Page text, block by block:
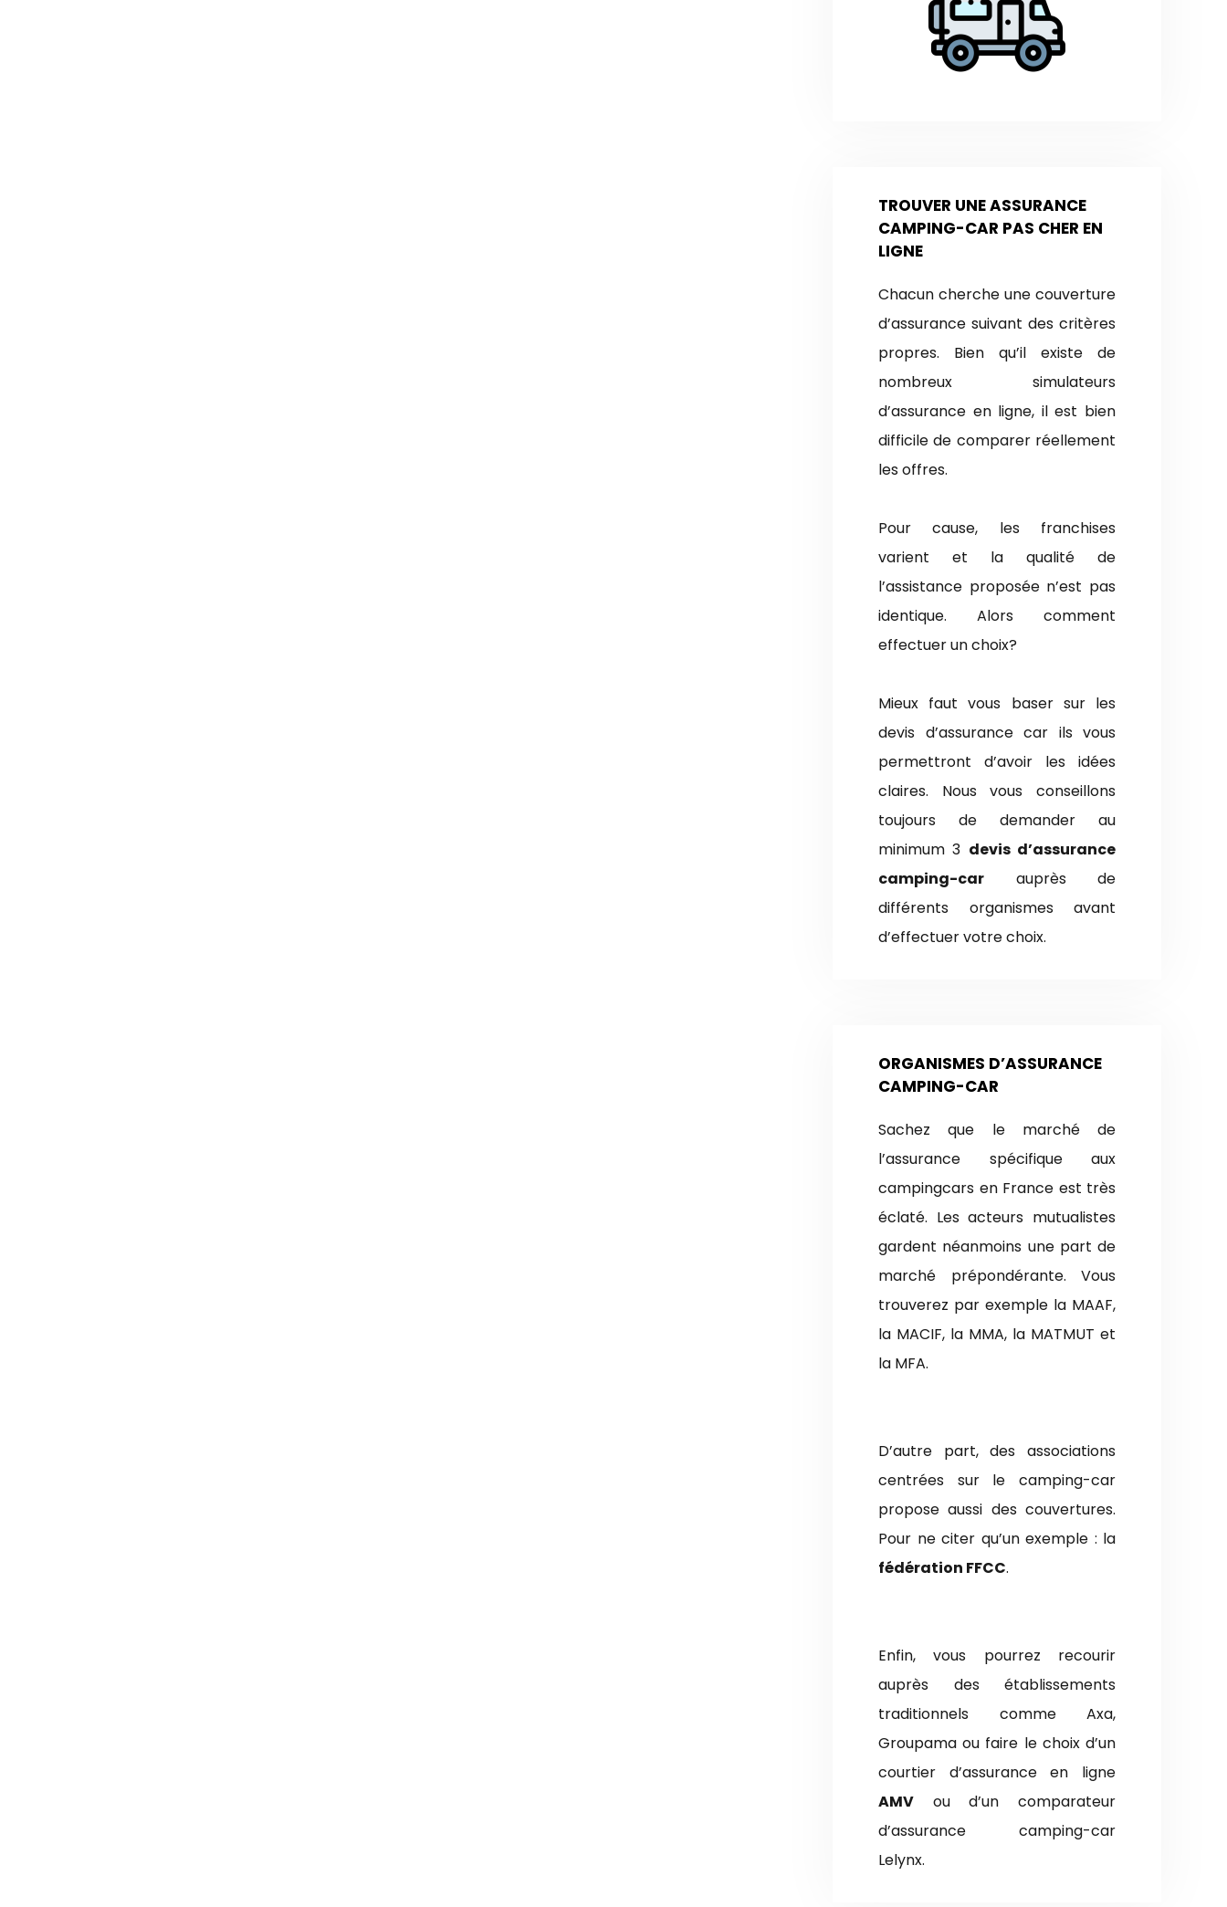
TROUVER UNE ASSURANCE
CAMPING-CAR PAS CHER EN
LIGNE
Chacun cherche une couverture
d’assurance suivant des critères
propres. Bien qu’il existe de
nombreux simulateurs
d’assurance en ligne, il est bien
difficile de comparer réellement
les offres.
Pour cause, les franchises
varient et la qualité de
l’assistance proposée n’est pas
identique. Alors comment
effectuer un choix?
Mieux faut vous baser sur les
devis d’assurance car ils vous
permettront d’avoir les idées
claires. Nous vous conseillons
toujours de demander au
minimum 3 devis d’assurance
camping-car auprès de
différents organismes avant
d’effectuer votre choix.
ORGANISMES D’ASSURANCE
CAMPING-CAR
Sachez que le marché de
l’assurance spécifique aux
campingcars en France est très
éclaté. Les acteurs mutualistes
gardent néanmoins une part de
marché prépondérante. Vous
trouverez par exemple la MAAF,
la MACIF, la MMA, la MATMUT et
la MFA.
D’autre part, des associations
centrées sur le camping-car
propose aussi des couvertures.
Pour ne citer qu’un exemple : la
fédération FFCC.
Enfin, vous pourrez recourir
auprès des établissements
traditionnels comme Axa,
Groupama ou faire le choix d’un
courtier d’assurance en ligne
AMV ou d’un comparateur
d’assurance camping-car
Lelynx.